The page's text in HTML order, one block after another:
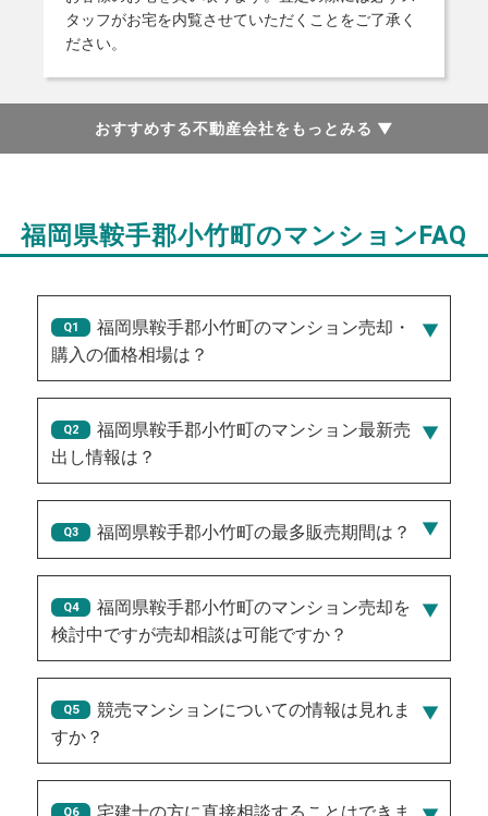
おすすめする不動産会社をもっとみる ▼
タッフがお宅を内覧させていただくことをご了承く
ださい。
福岡県鞍手郡小竹町のマンションFAQ
福岡県鞍手郡小竹町のマンション売却・
購入の価格相場は？
福岡県鞍手郡小竹町のマンション最新売
出し情報は？
2021/12/01/1,400万円
福岡県鞍手郡小竹町の最多販売期間は？
60
福岡県鞍手郡小竹町のマンション売却を
検討中ですが売却相談は可能ですか？
競売マンションについての情報は見れま
すか？